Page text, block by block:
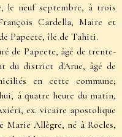
le neuf septembre, à trois
Cardella, Maire et
Papeete, île de Tahiti.
de Papeete, âgé de trente-
du district d'Arue, âgé de
en cette commune;
à quatre heure du matin,
ex. vicaire apostolique
Marie Allègre, né à Rocles,